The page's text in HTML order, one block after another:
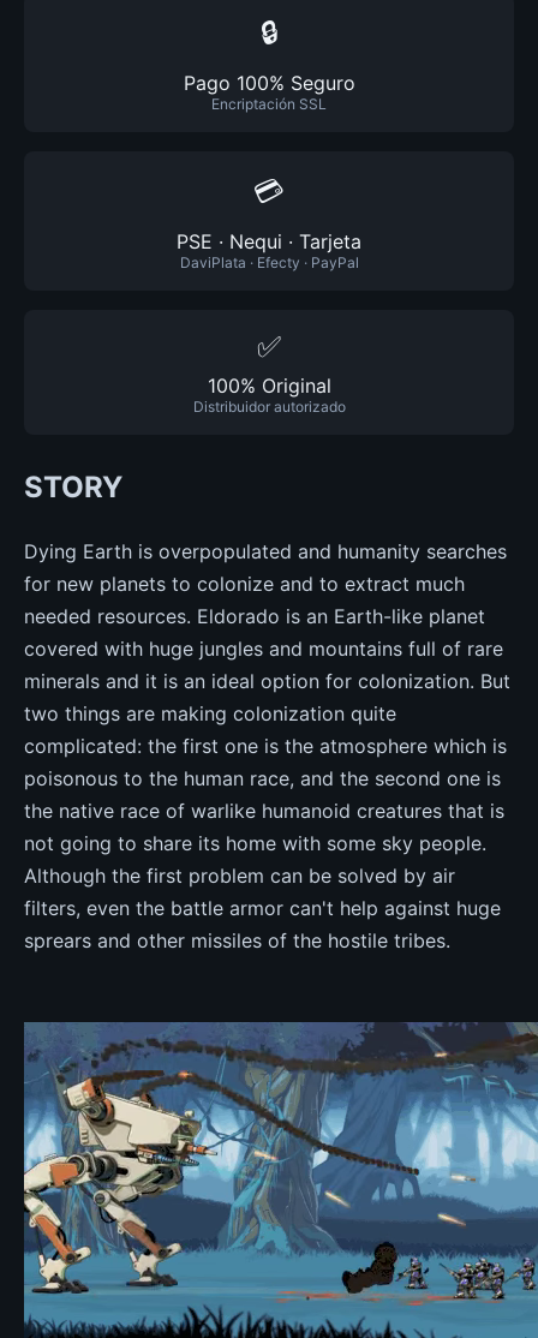
🔒
Pago 100% Seguro
Encriptación SSL
💳
PSE · Nequi · Tarjeta
DaviPlata · Efecty · PayPal
✅
100% Original
Distribuidor autorizado
STORY
Dying Earth is overpopulated and humanity searches
for new planets to colonize and to extract much
needed resources. Eldorado is an Earth-like planet
covered with huge jungles and mountains full of rare
minerals and it is an ideal option for colonization. But
two things are making colonization quite
complicated: the first one is the atmosphere which is
poisonous to the human race, and the second one is
the native race of warlike humanoid creatures that is
not going to share its home with some sky people.
Although the first problem can be solved by air
filters, even the battle armor can't help against huge
sprears and other missiles of the hostile tribes.